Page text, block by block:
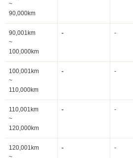
~
90,000km
90,001km
~
100,000km
- -
100,001km
~
110,000km
- -
110,001km
~
120,000km
- -
120,001km
- -